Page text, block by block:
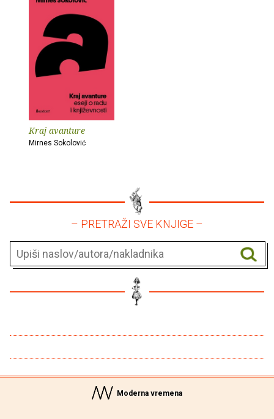
Kraj avanture
Mirnes Sokolović
– PRETRAŽI SVE KNJIGE –
Moderna vremena